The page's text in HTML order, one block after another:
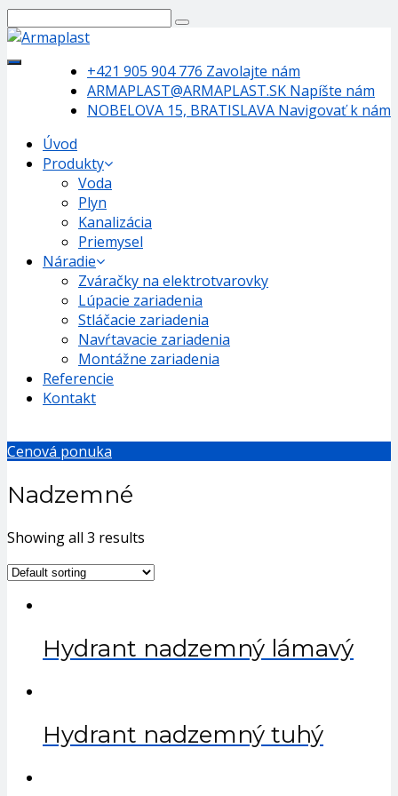
+421 905 904 776 Zavolajte nám
ARMAPLAST@ARMAPLAST.SK Napíšte nám
NOBELOVA 15, BRATISLAVA Navigovať k nám
Úvod
Produkty
Voda
Plyn
Kanalizácia
Priemysel
Náradie
Zváračky na elektrotvarovky
Lúpacie zariadenia
Stláčacie zariadenia
Navŕtavacie zariadenia
Montážne zariadenia
Referencie
Kontakt
Cenová ponuka
Nadzemné
Showing all 3 results
Hydrant nadzemný lámavý
Hydrant nadzemný tuhý